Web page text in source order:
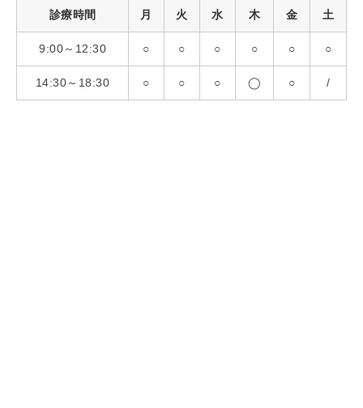
診療時間 月 火 水 木 金 土
9:00～12:30 ○ ○ ○ ○ ○ ○
14:30～18:30 ○ ○ ○ ◯ ○ /